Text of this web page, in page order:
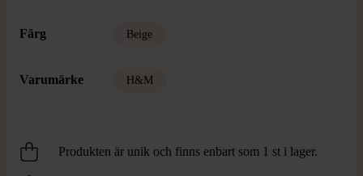
Färg Beige
Varumärke H&M
Produkten är unik och finns enbart som 1 st i lager.